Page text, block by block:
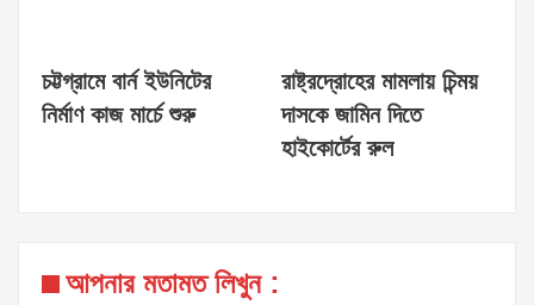
চট্টগ্রামে বার্ন ইউনিটের
নির্মাণ কাজ মার্চে শুরু
রাষ্ট্রদ্রোহের মামলায় চিন্ময়
দাসকে জামিন দিতে
হাইকোর্টের রুল
আপনার মতামত লিখুন :